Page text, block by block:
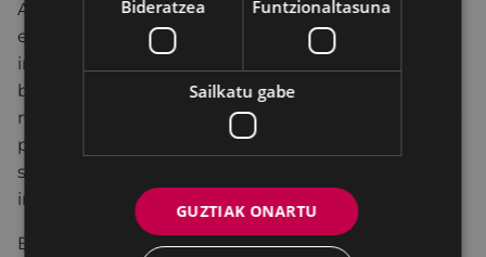
Alkateak bi gai nabarmendu ditu bereziki: gazteek
etxebizitza eskuratzeko dituzten zailtasunak eta
instituzioetatik erantzun eraginkorrak emateko
beharra.
“Hiri bat nahi dugu, non gure gazteek bizi
nahiko duten, familiak sustraituko diren, beren bizi-
proiektua lasaitasunez garatuko duten, eta herri-
sentimendua egonkortasunetik eta bizi-kalitatetik
indartzen jarraituko dugun”, adierazi du.
Bere hitzaldian, Iraolak Eibarko Udalaren eta Eusko
Bideratzea Funtzionaltasuna
Sailkatu gabe
GUZTIAK ONARTU